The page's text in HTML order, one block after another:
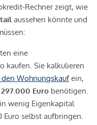
Rechner zeigt, wie
aussehen könnte und
eine
kaufen. Sie kalkulieren
Wohnungskaufein,
Euro benötigen.
wenig Eigenkapital
selbst aufbringen.